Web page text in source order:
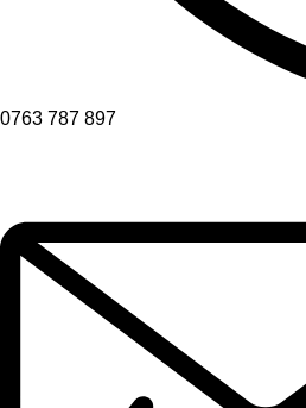
0763 787 897